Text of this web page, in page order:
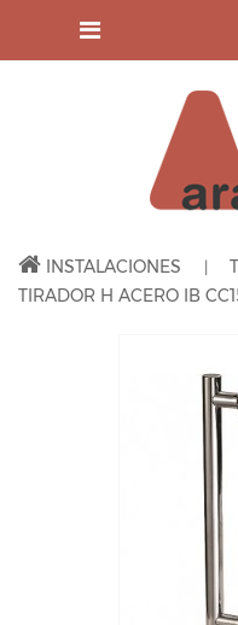
INSTALACIONES
TIRADOR H ACERO IB